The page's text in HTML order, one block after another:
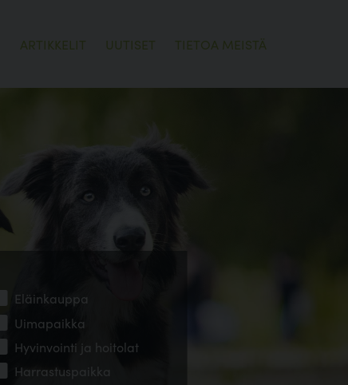
ARTIKKELIT UUTISET TIETOA MEISTÄ
Eläinkauppa
Uimapaikka
Hyvinvointi ja hoitolat
Harrastuspaikka